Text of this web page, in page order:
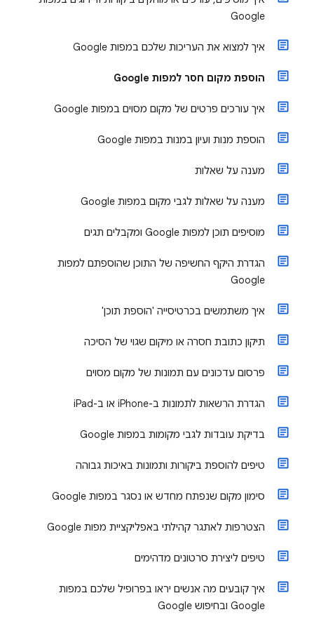
Google
איך למצוא את העריכות שלכם במפות Google
הוספת מקום חסר למפות Google
איך עורכים פרטים של מקום מסוים במפות Google
הוספת מנות ועיון במנות במפות Google
מענה על שאלות
מענה על שאלות לגבי מקום במפות Google
מוסיפים תוכן למפות Google ומקבלים תגים
הגדרת היקף החשיפה של התוכן שהוספתם למפות
Google
איך משתמשים בכרטיסייה 'הוספת תוכן'
תיקון כתובת חסרה או מיקום שגוי של הסיכה
פרסום עדכונים עם תמונות של מקום מסוים
הגדרת הרשאות לתמונות ב-iPhone או ב-iPad
בדיקת עובדות לגבי מקומות במפות Google
טיפים להוספת ביקורות ותמונות באיכות גבוהה
סימון מקום שנפתח מחדש או נסגר במפות Google
הצטרפות לאתגר קהילתי באפליקציית מפות Google
טיפים ליצירת סרטונים מדהימים
איך קובעים מה אנשים יראו בפרופיל שלכם במפות
Google ובחיפוש Google